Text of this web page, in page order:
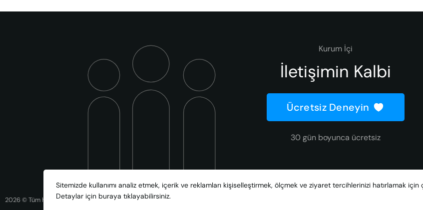
Kurum İçi
İletişimin Kalbi
Ücretsiz Deneyin
30 gün boyunca ücretsiz
2026 © Tüm hakları saklıdır.
Sitemizde kullanımı analiz etmek, içerik ve reklamları kişiselleştirmek, ölçmek ve ziyaret tercihlerinizi hatırlamak için
Detaylar için buraya tıklayabilirsiniz.